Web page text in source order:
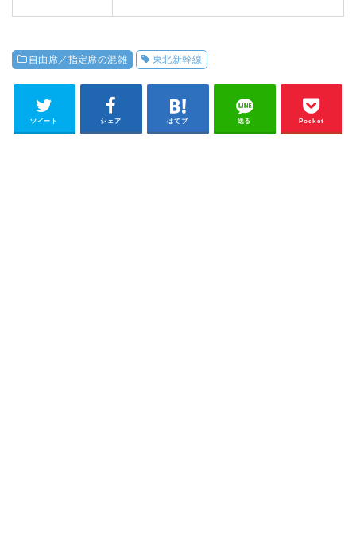
自由席／指定席の混雑 東北新幹線
ツイート シェア はてブ 送る Pocket